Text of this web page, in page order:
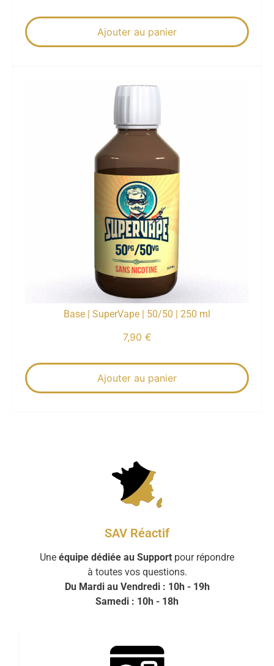
Ajouter au panier
Base | SuperVape | 50/50 | 250 ml
7,90 €
Ajouter au panier
SAV Réactif
Une équipe dédiée au Support pour répondre
à toutes vos questions.
Du Mardi au Vendredi : 10h - 19h
Samedi : 10h - 18h